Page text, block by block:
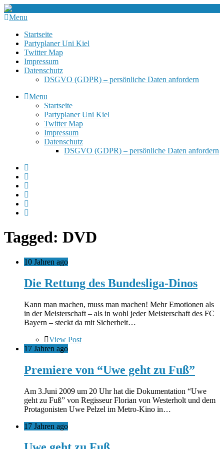
Menu
Startseite
Partyplaner Uni Kiel
Twitter Map
Impressum
Datenschutz
DSGVO (GDPR) – persönliche Daten anfordern
Menu
Startseite
Partyplaner Uni Kiel
Twitter Map
Impressum
Datenschutz
DSGVO (GDPR) – persönliche Daten anfordern
Tagged: DVD
10 Jahren ago
Die Rettung des Bundesliga-Dinos
Kann man machen, muss man machen! Mehr Emotionen als
in der Meisterschaft – als in wohl jeder Meisterschaft des FC
Bayern – steckt da mit Sicherheit…
View Post
17 Jahren ago
Premiere von “Uwe geht zu Fuß”
Am 3.Juni 2009 um 20 Uhr hat die Dokumentation “Uwe
geht zu Fuß” von Regisseur Florian von Westerholt und dem
Protagonisten Uwe Pelzel im Metro-Kino in…
17 Jahren ago